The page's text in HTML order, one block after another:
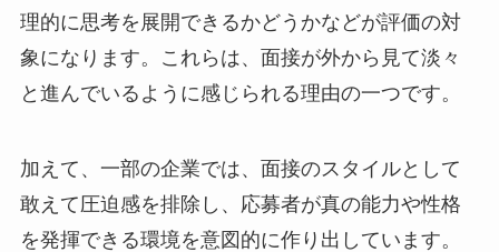
理的に思考を展開できるかどうかなどが評価の対
象になります。これらは、面接が外から見て淡々
と進んでいるように感じられる理由の一つです。
加えて、一部の企業では、面接のスタイルとして
敢えて圧迫感を排除し、応募者が真の能力や性格
を発揮できる環境を意図的に作り出しています。